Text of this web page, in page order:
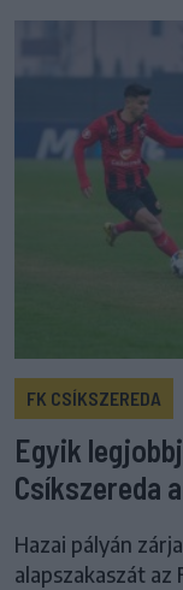
FK CSÍKSZEREDA
Egyik
Csíkszereda
Hazai pályán
alapszakaszát az